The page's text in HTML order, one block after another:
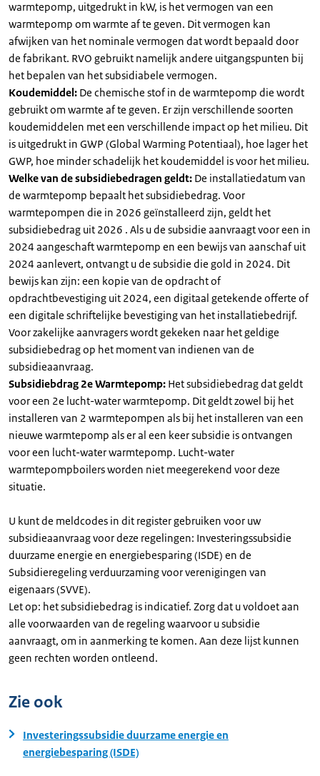
warmtepomp, uitgedrukt in kW, is het vermogen van een
warmtepomp om warmte af te geven. Dit vermogen kan
afwijken van het nominale vermogen dat wordt bepaald door
de fabrikant. RVO gebruikt namelijk andere uitgangspunten bij
het bepalen van het subsidiabele vermogen.
Koudemiddel: De chemische stof in de warmtepomp die wordt
gebruikt om warmte af te geven. Er zijn verschillende soorten
koudemiddelen met een verschillende impact op het milieu. Dit
is uitgedrukt in GWP (Global Warming Potentiaal), hoe lager het
GWP, hoe minder schadelijk het koudemiddel is voor het milieu.
Welke van de subsidiebedragen geldt: De installatiedatum van
de warmtepomp bepaalt het subsidiebedrag. Voor
warmtepompen die in 2026 geïnstalleerd zijn, geldt het
subsidiebedrag uit 2026 . Als u de subsidie aanvraagt voor een in
2024 aangeschaft warmtepomp en een bewijs van aanschaf uit
2024 aanlevert, ontvangt u de subsidie die gold in 2024. Dit
bewijs kan zijn: een kopie van de opdracht of
opdrachtbevestiging uit 2024, een digitaal getekende offerte of
een digitale schriftelijke bevestiging van het installatiebedrijf.
Voor zakelijke aanvragers wordt gekeken naar het geldige
subsidiebedrag op het moment van indienen van de
subsidieaanvraag.
Subsidiebdrag 2e Warmtepomp: Het subsidiebedrag dat geldt
voor een 2e lucht-water warmtepomp. Dit geldt zowel bij het
installeren van 2 warmtepompen als bij het installeren van een
nieuwe warmtepomp als er al een keer subsidie is ontvangen
voor een lucht-water warmtepomp. Lucht-water
warmtepompboilers worden niet meegerekend voor deze
situatie.
U kunt de meldcodes in dit register gebruiken voor uw
subsidieaanvraag voor deze regelingen: Investeringssubsidie
duurzame energie en energiebesparing (ISDE) en de
Subsidieregeling verduurzaming voor verenigingen van
eigenaars (SVVE).
Let op: het subsidiebedrag is indicatief. Zorg dat u voldoet aan
alle voorwaarden van de regeling waarvoor u subsidie
aanvraagt, om in aanmerking te komen. Aan deze lijst kunnen
geen rechten worden ontleend.
Zie ook
Investeringssubsidie duurzame energie en
energiebesparing (ISDE)